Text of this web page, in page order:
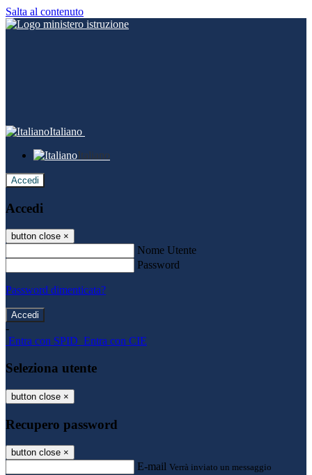
Salta al contenuto
Italiano
Italiano
Accedi
Accedi
button close ×
Nome Utente
Password
Password dimenticata?
-
Entra con SPID Entra con CIE
Seleziona utente
button close ×
Recupero password
button close ×
E-mail Verrà inviato un messaggio